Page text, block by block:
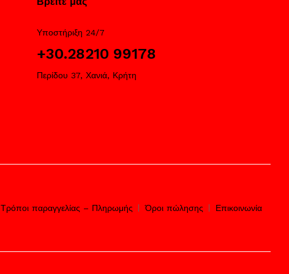
Υποστήριξη 24/7
+30.28210 99178
Περίδου 37, Χανιά, Κρήτη
Τρόποι παραγγελίας – Πληρωμής Όροι πώλησης Επικοινωνία